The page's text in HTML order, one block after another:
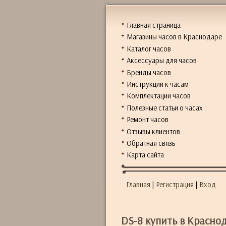
Главная страница
Магазины часов в Краснодаре
Каталог часов
Аксессуары для часов
Бренды часов
Инструкции к часам
Комплектации часов
Полезные статьи о часах
Ремонт часов
Отзывы клиентов
Обратная связь
Карта сайта
Главная | Регистрация | Вход
DS-8 купить в